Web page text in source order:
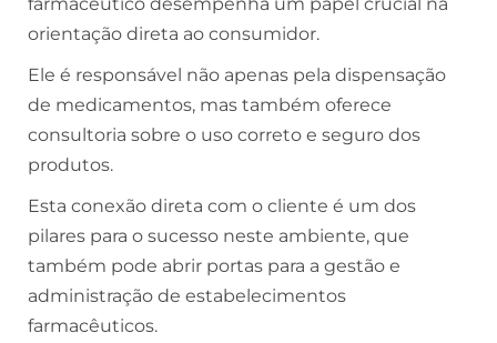
orientação direta ao consumidor.
Ele é responsável não apenas pela dispensação
de medicamentos, mas também oferece
consultoria sobre o uso correto e seguro dos
produtos.
Esta conexão direta com o cliente é um dos
pilares para o sucesso neste ambiente, que
também pode abrir portas para a gestão e
administração de estabelecimentos
farmacêuticos.